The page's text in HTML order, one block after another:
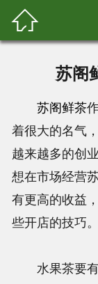

苏阁
苏阁鲜茶
着很大的名气
越来越多的创
想在市场经营
有更高的收益
些开店的技巧。
水果茶要有